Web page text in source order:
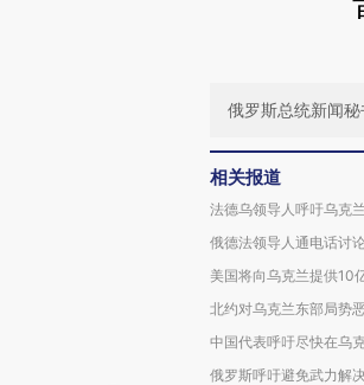
俄罗斯总统新闻
相关报道
法德乌领导人呼吁乌克
俄德法领导人通电话讨
美国将向乌克兰提供10
北约对乌克兰东部局势
中国代表呼吁尽快在乌
俄罗斯呼吁避免武力解